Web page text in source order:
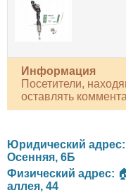
Информация
Посетители,
оставлять
Юридический адрес:
Осенняя, 6Б
Физический адрес:
аллея, 44